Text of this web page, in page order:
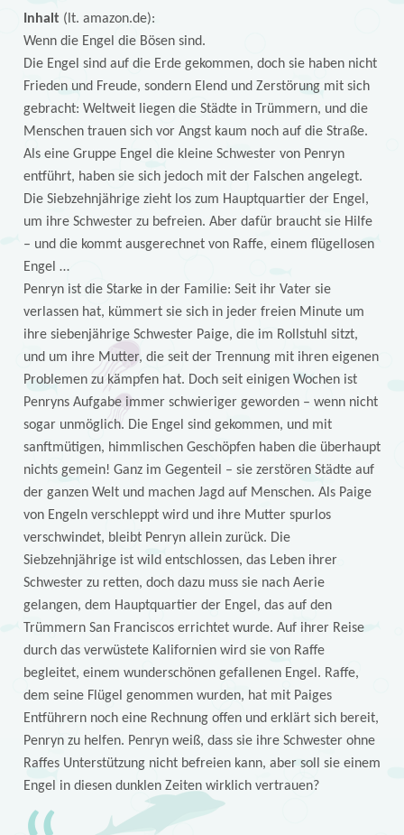
Inhalt (lt. amazon.de):
Wenn die Engel die Bösen sind.
Die Engel sind auf die Erde gekommen, doch sie haben nicht
Frieden und Freude, sondern Elend und Zerstörung mit sich
gebracht: Weltweit liegen die Städte in Trümmern, und die
Menschen trauen sich vor Angst kaum noch auf die Straße.
Als eine Gruppe Engel die kleine Schwester von Penryn
entführt, haben sie sich jedoch mit der Falschen angelegt.
Die Siebzehnjährige zieht los zum Hauptquartier der Engel,
um ihre Schwester zu befreien. Aber dafür braucht sie Hilfe
– und die kommt ausgerechnet von Raffe, einem flügellosen
Engel …
Penryn ist die Starke in der Familie: Seit ihr Vater sie
verlassen hat, kümmert sie sich in jeder freien Minute um
ihre siebenjährige Schwester Paige, die im Rollstuhl sitzt,
und um ihre Mutter, die seit der Trennung mit ihren eigenen
Problemen zu kämpfen hat. Doch seit einigen Wochen ist
Penryns Aufgabe immer schwieriger geworden – wenn nicht
sogar unmöglich. Die Engel sind gekommen, und mit
sanftmütigen, himmlischen Geschöpfen haben die überhaupt
nichts gemein! Ganz im Gegenteil – sie zerstören Städte auf
der ganzen Welt und machen Jagd auf Menschen. Als Paige
von Engeln verschleppt wird und ihre Mutter spurlos
verschwindet, bleibt Penryn allein zurück. Die
Siebzehnjährige ist wild entschlossen, das Leben ihrer
Schwester zu retten, doch dazu muss sie nach Aerie
gelangen, dem Hauptquartier der Engel, das auf den
Trümmern San Franciscos errichtet wurde. Auf ihrer Reise
durch das verwüstete Kalifornien wird sie von Raffe
begleitet, einem wunderschönen gefallenen Engel. Raffe,
dem seine Flügel genommen wurden, hat mit Paiges
Entführern noch eine Rechnung offen und erklärt sich bereit,
Penryn zu helfen. Penryn weiß, dass sie ihre Schwester ohne
Raffes Unterstützung nicht befreien kann, aber soll sie einem
Engel in diesen dunklen Zeiten wirklich vertrauen?